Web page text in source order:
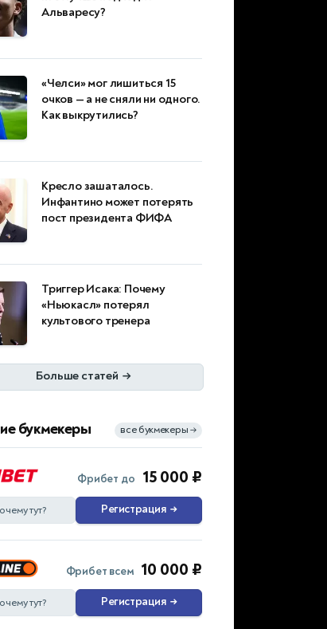
Альваресу?
«Челси» мог лишиться 15
очков — а не сняли ни одного.
Как выкрутились?
Кресло зашаталось.
Инфантино может потерять
пост президента ФИФА
Триггер Исака: Почему
«Ньюкасл» потерял
культового тренера
Больше статей →
букмекеры все букмекеры →
Фрибет до 15 000 ₽
тут? Регистрация →
Фрибет всем 10 000 ₽
тут? Регистрация →